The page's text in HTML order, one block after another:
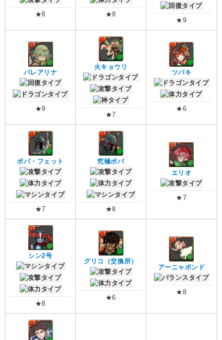
★8
★8
★9
バレアリナ
★9
火キョウリ
★7
ツバキ
★6
ボバ・フェット
★7
究極ボバ
★8
エリオ
★7
シン2号
★8
グリコ（交換所）
★6
アーニャボンド
★8